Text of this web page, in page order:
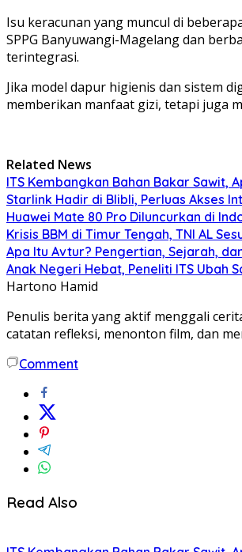
Isu keracunan yang muncul di
SPPG Banyuwangi-Magelang dan
terintegrasi.
Jika model dapur higienis dan sistem
memberikan manfaat gizi, tetapi juga
Related News
ITS Kembangkan Bahan Bakar Sawit,
Starlink Hadir di Blibli, Perluas Akses
Huawei Mate 80 Pro Diluncurkan di
Krisis BBM di Timur Tengah, TNI AL
Apa Itu Avtur? Pengertian, Sejarah,
Anak Negeri Hebat, Peneliti ITS Ubah
Hartono Hamid
Penulis berita yang aktif menggali
catatan refleksi, menonton film, dan
Comment
Read Also